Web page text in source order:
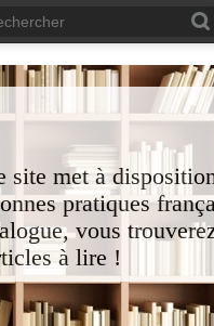
site met à
pratiques
vous
à lire !